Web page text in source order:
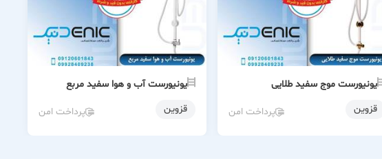
یونیورست موج سفید طلایی
قزوین
پرداخت امن
یونیورست آب و هوا سفید مربع
قزوین
پرداخت امن